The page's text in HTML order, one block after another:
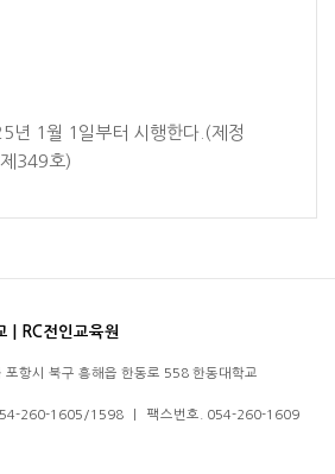
년 1월 1일부터 시행한다.(제정
349호)
| RC전인교육원
항시 북구 흥해읍 한동로 558 한동대학교
260-1605/1598 팩스번호. 054-260-1609